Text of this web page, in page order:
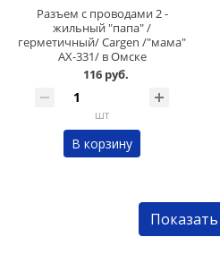
Разъем с проводами 2 -
жильный "папа" /
герметичный/ Cargen /"мама"
АХ-331/ в Омске
116 руб.
шт
В корзину